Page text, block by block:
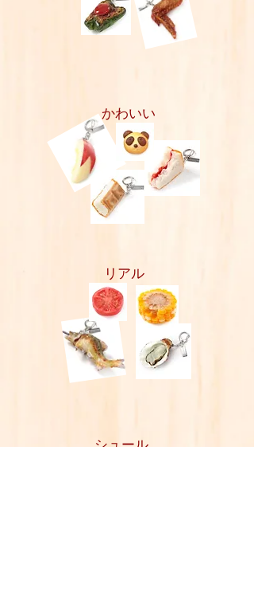
​かわいい
​リアル
​シュール